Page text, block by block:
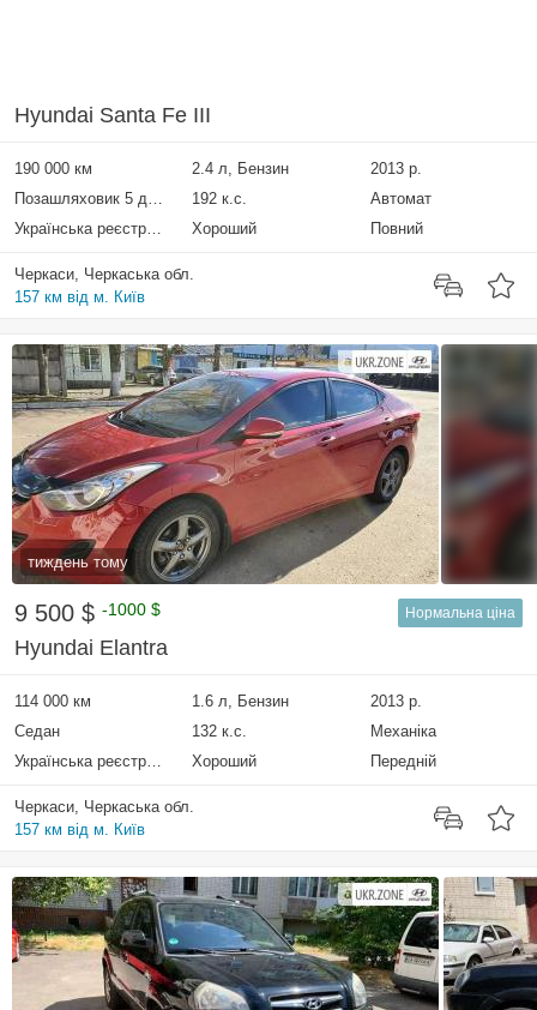
Hyundai Santa Fe III
190 000 км 2.4 л, Бензин
2013 р.
Позашляховик 5 дверей
192 к.с.
Автомат
Українська реєстрація
Хороший Повний
Черкаси, Черкаська обл.
157 км від м. Київ
тиждень тому
9 500 $ -1000 $ Нормальна ціна
Hyundai Elantra
114 000 км 1.6 л, Бензин
2013 р.
Седан
132 к.с.
Механіка
Українська реєстрація
Хороший Передній
Черкаси, Черкаська обл.
157 км від м. Київ